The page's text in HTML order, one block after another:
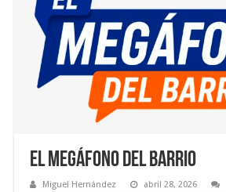
EL MEGÁFONO DEL BARRIO
Miguel Hernández abril 28, 2026